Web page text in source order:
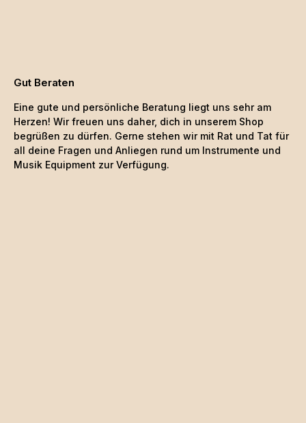
Gut Beraten
Eine gute und persönliche Beratung liegt uns sehr am
Herzen! Wir freuen uns daher, dich in unserem Shop
begrüßen zu dürfen. Gerne stehen wir mit Rat und Tat für
all deine Fragen und Anliegen rund um Instrumente und
Musik Equipment zur Verfügung.